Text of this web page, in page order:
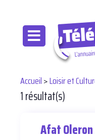
Accueil>Loisir et
1 résultat(s)
Afat